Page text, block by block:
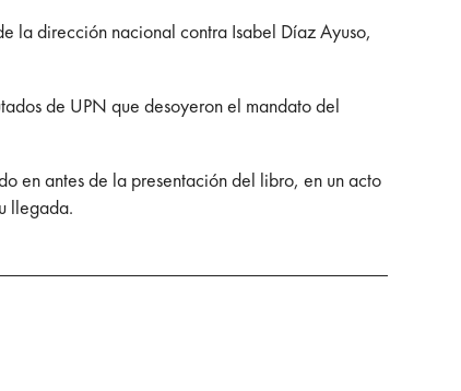
la dirección nacional contra Isabel Díaz Ayuso,
de UPN que desoyeron el mandato del
en antes de la presentación del libro, en un acto
llegada.